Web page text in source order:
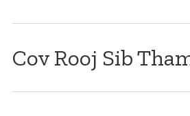
Cov Rooj Sib